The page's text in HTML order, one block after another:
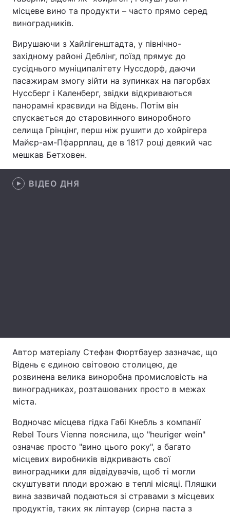
Екологія Регіони
Лонгріди
Відео з Youtube Статті
Інтерв'ю Думки
Архів Вакансії
Контакти
Послуги
місцеве вино та продукти – часто прямо серед
виноградників.
Вирушаючи з Хайлігенштадта, у північно-
західному районі Деблінг, поїзд прямує до
сусіднього муніципалітету Нуссдорф, даючи
пасажирам змогу зійти на зупинках на пагорбах
Нуссберг і Каленберг, звідки відкриваються
панорамні краєвиди на Відень. Потім він
спускається до старовинного виноробного
селища Грінцінг, перш ніж рушити до хойрігера
Майєр-ам-Пфаррплац, де в 1817 році деякий час
мешкав Бетховен.
ВІДЕО ДНЯ
Автор матеріалу Стефан Фюртбауер зазначає, що
Відень є єдиною світовою столицею, де
розвинена велика виноробна промисловість на
виноградниках, розташованих просто в межах
міста.
Водночас місцева гідка Габі Кнебль з компанії
Rebel Tours Vienna пояснила, що "heuriger wein"
означає просто "вино цього року", а багато
місцевих виробників відкривають свої
виноградники для відвідувачів, щоб ті могли
скуштувати плоди врожаю в теплі місяці. Пляшки
вина зазвичай подаються зі стравами з місцевих
продуктів, таких як ліптауер (сирна паста з